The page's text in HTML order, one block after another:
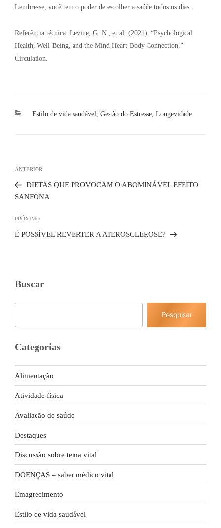
Lembre-se, você tem o poder de escolher a saúde todos os dias.
Referência técnica: Levine, G. N., et al. (2021). “Psychological
Health, Well-Being, and the Mind-Heart-Body Connection.”
Circulation.
Categorias
Estilo de vida saudável, Gestão do Estresse, Longevidade
de
Post
Post
anterior
ANTERIOR
DIETAS QUE PROVOCAM O ABOMINÁVEL EFEITO
SANFONA
Próximo
post
PRÓXIMO
É POSSÍVEL REVERTER A ATEROSCLEROSE?
Buscar
Pesquisar
Categorias
Alimentação
Atividade física
Avaliação de saúde
Destaques
Discussão sobre tema vital
DOENÇAS – saber médico vital
Emagrecimento
Estilo de vida saudável